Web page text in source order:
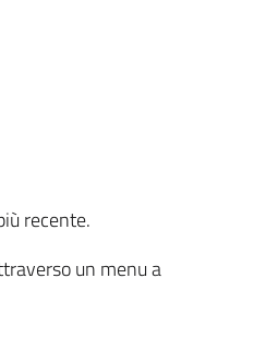
recente.
un menu a